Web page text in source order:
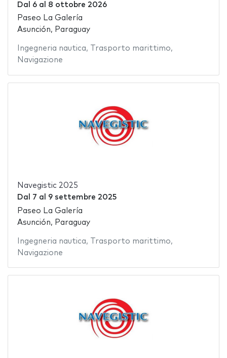
Dal 6al 8 ottobre 2026
Paseo La Galería
Asunción, Paraguay
Ingegneria nautica, Trasporto marittimo,
Navigazione
Navegistic 2025
Dal 7 al 9 settembre 2025
Paseo La Galería
Asunción, Paraguay
Ingegneria nautica, Trasporto marittimo,
Navigazione